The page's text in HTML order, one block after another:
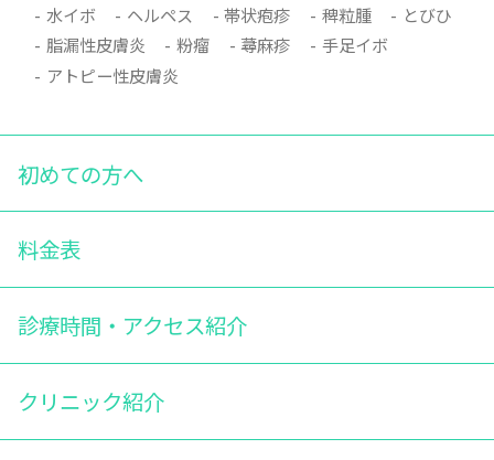
初めての方へ
料金表
診療時間・アクセス紹介
クリニック紹介
水イボ
ヘルペス 帯状疱疹 稗粒腫
とびひ
脂漏性皮膚炎
粉瘤 蕁麻疹
手足イボ
アトピー性皮膚炎